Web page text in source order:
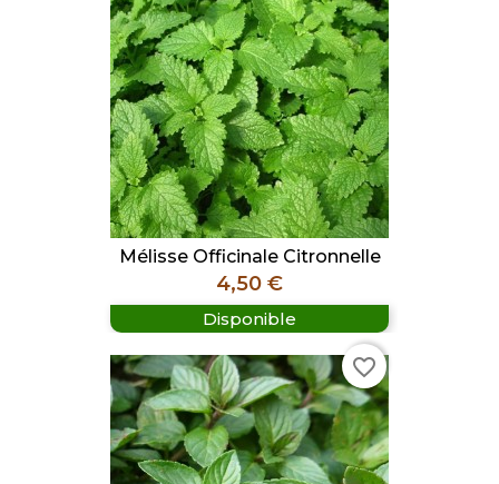
Mélisse Officinale Citronnelle
Prix
4,50 €
Disponible
favorite_border